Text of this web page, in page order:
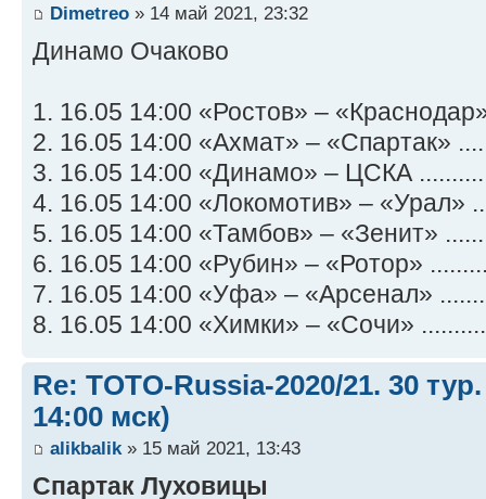
Dimetreo » 14 май 2021, 23:32
Динамо Очаково
1. 16.05 14:00 «Ростов» –
2. 16.05 14:00 «Ахмат» – «Спартак»
3. 16.05 14:00 «Динамо» – ЦСКА
4. 16.05 14:00 «Локомотив» – «Урал»
5. 16.05 14:00 «Тамбов» – «Зенит»
6. 16.05 14:00 «Рубин» – «Ротор»
7. 16.05 14:00 «Уфа» – «Арсенал»
8. 16.05 14:00 «Химки» – «Сочи»
Re: TOTO-Russia-2020/21. 30
14:00 мск)
alikbalik» 15 май 2021, 13:43
Спартак Луховицы